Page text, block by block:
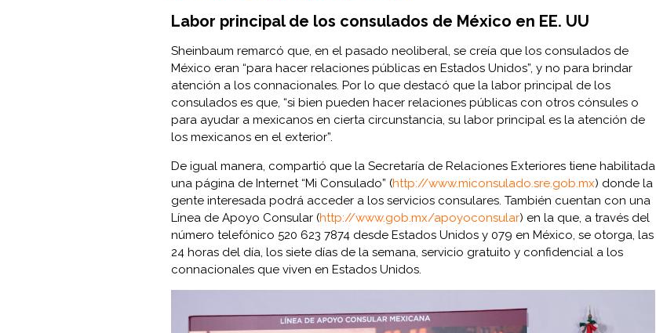
Labor principal de los consulados de México en EE. UU
Sheinbaum remarcó que, en el pasado neoliberal, se creía que los consulados de
México eran “para hacer relaciones públicas en Estados Unidos”, y no para brindar
atención a los connacionales. Por lo que destacó que la labor principal de los
consulados es que, “si bien pueden hacer relaciones públicas con otros cónsules o
para ayudar a mexicanos en cierta circunstancia, su labor principal es la atención de
los mexicanos en el exterior”.
De igual manera, compartió que la Secretaría de Relaciones Exteriores tiene habilitada
una página de Internet “Mi Consulado” (http://www.miconsulado.sre.gob.mx) donde la
gente interesada podrá acceder a los servicios consulares. También cuentan con una
Línea de Apoyo Consular (http://www.gob.mx/apoyoconsular) en la que, a través del
número telefónico 520 623 7874 desde Estados Unidos y 079 en México, se otorga, las
24 horas del día, los siete días de la semana, servicio gratuito y confidencial a los
connacionales que viven en Estados Unidos.